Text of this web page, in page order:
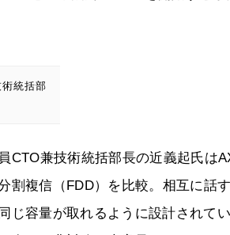
統括部
CTO兼技術統括部長の近義起氏は
割複信（FDD）を比較。相互に話
じ容量が取れるように設計されて